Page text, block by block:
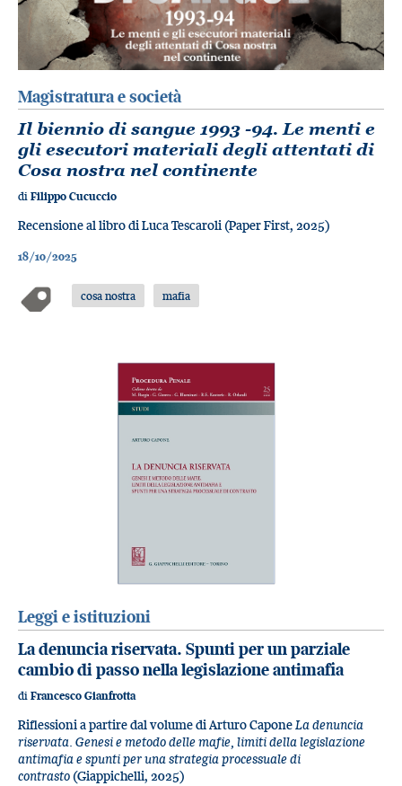
Magistratura e società
Il biennio di sangue 1993 -94. Le menti e
gli esecutori materiali degli attentati di
Cosa nostra nel continente
di Filippo Cucuccio
Recensione al libro di Luca Tescaroli (Paper First, 2025)
18/10/2025
cosa nostra mafia
Leggi e istituzioni
La denuncia riservata. Spunti per un parziale
cambio di passo nella legislazione antimafia
di Francesco Gianfrotta
Riflessioni a partire dal volume di Arturo CaponeLa denuncia
riservata. Genesi e metodo delle mafie, limiti della legislazione
antimafia e spunti per una strategia processuale di
contrasto(Giappichelli, 2025)